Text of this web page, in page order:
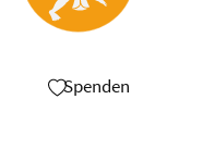
Spenden